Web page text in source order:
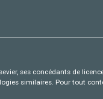
ses concédants de
similaires. Pour tout